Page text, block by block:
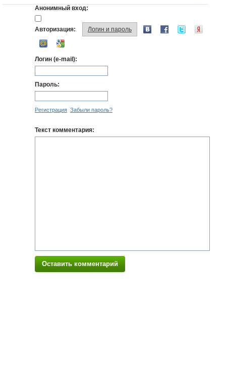
Анонимный вход:
Авторизация: Логин и пароль
Логин (e-mail):
Пароль:
Регистрация Забыли пароль?
Текст комментария:
Оставить комментарий